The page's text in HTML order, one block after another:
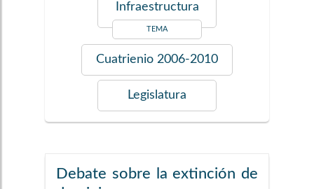
Infraestructura
TEMA
Cuatrienio 2006-2010
Legislatura
Debate sobre la extinción de